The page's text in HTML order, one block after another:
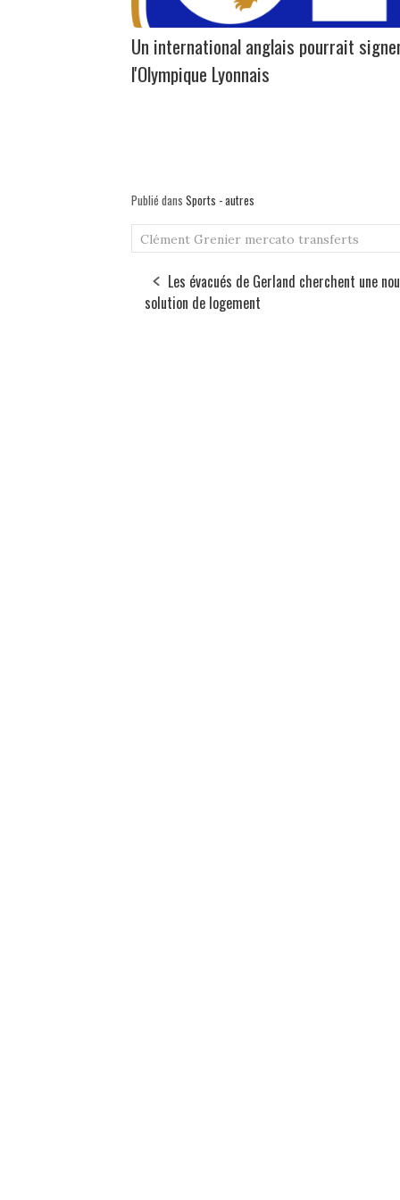
Un international anglais pourrait
l'Olympique Lyonnais
Publié dans Sports - autres
Clément Grenier mercato transferts
Les évacués de Gerland cherchent une
solution de logement